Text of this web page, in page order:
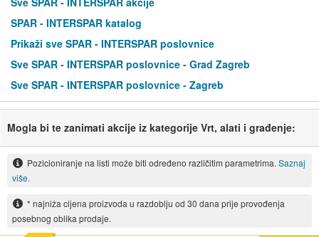
SPAR - INTERSPAR katalog
Prikaži sve SPAR - INTERSPAR poslovnice
Sve SPAR - INTERSPAR poslovnice - Grad Zagreb
Sve SPAR - INTERSPAR poslovnice - Zagreb
Mogla bi te zanimati akcije iz kategorije Vrt, alati i građenje:
Pozicioniranje na listi može biti određeno različitim parametrima. Saznaj
više.
* najniža cijena proizvoda u razdoblju od 30 dana prije provođenja
posebnog oblika prodaje.